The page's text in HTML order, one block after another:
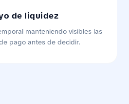
de liquidez
manteniendo visibles las
pago antes de decidir.